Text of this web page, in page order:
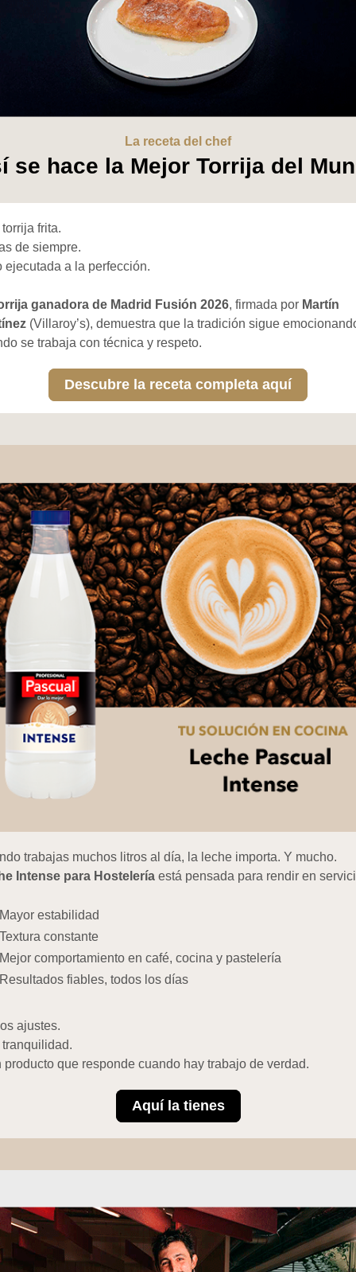
La receta del chef
se hace la Mejor Torrija del
frita.
de siempre.
ejecutada a la perfección.
ganadora de Madrid Fusión 2026, firmada por Martín
(Villaroy’s), demuestra que la tradición sigue
se trabaja con técnica y respeto.
Descubre la receta completa aquí
trabajas muchos litros al día, la leche importa. Y mucho.
Intense para Hostelería está pensada para rendir en
Mayor estabilidad
Textura constante
Mejor comportamiento en café, cocina y pastelería
Resultados fiables, todos los días
ajustes.
tranquilidad.
producto que responde cuando hay trabajo de verdad.
Aquí la tienes